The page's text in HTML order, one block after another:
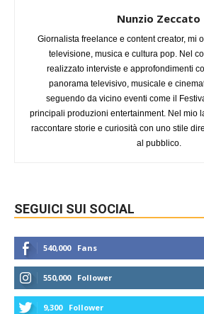
Nunzio Zeccato
Giornalista freelance e content creator, mi
televisione, musica e cultura pop. Nel
realizzato interviste e approfondimenti
panorama televisivo, musicale e
seguendo da vicino eventi come il
principali produzioni entertainment. Nel mio
raccontare storie e curiosità con uno stile
al pubblico.
SEGUICI SUI SOCIAL
540,000 Fans
550,000 Follower
9,300 Follower